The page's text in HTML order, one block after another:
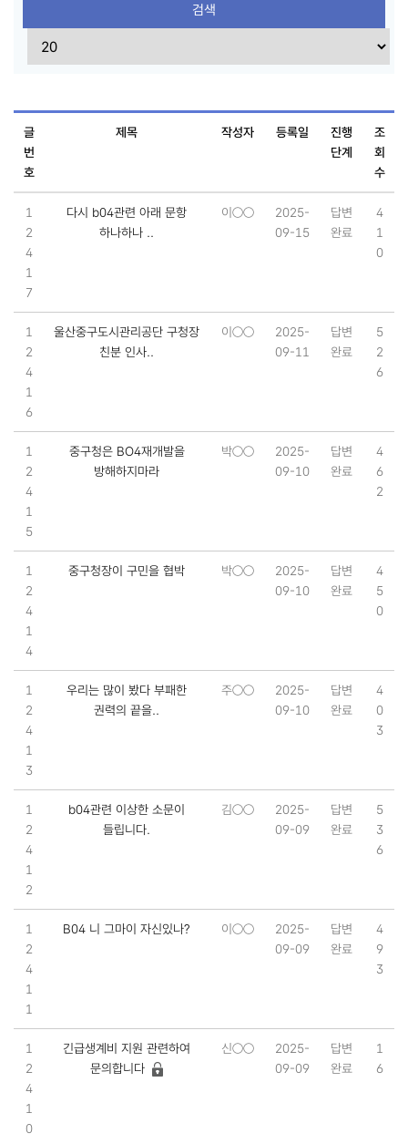
글
번
호
제목 작성자 등록일
진행
단계
조
회
수
1
2
4
1
7
다시 b04관련 아래 문항
하나하나 ..
이○○
2025-
09-15
답변
완료
4
1
0
1
2
4
1
6
울산중구도시관리공단 구청장
친분 인사..
이○○
2025-
09-11
답변
완료
5
2
6
1
2
4
1
5
중구청은 BO4재개발을
방해하지마라
박○○
2025-
09-10
답변
완료
4
6
2
1
2
4
1
4
중구청장이 구민을 협박 박○○
2025-
09-10
답변
완료
4
5
0
1
2
4
1
3
우리는 많이 봤다 부패한
권력의 끝을..
주○○
2025-
09-10
답변
완료
4
0
3
1
2
4
1
2
b04관련 이상한 소문이
들립니다.
김○○
2025-
09-09
답변
완료
5
3
6
1
2
4
1
1
B04 니 그마이 자신있나? 이○○
2025-
09-09
답변
완료
4
9
3
1
2
4
1
0
긴급생계비 지원 관련하여
문의합니다
신○○
2025-
09-09
답변
완료
1
6